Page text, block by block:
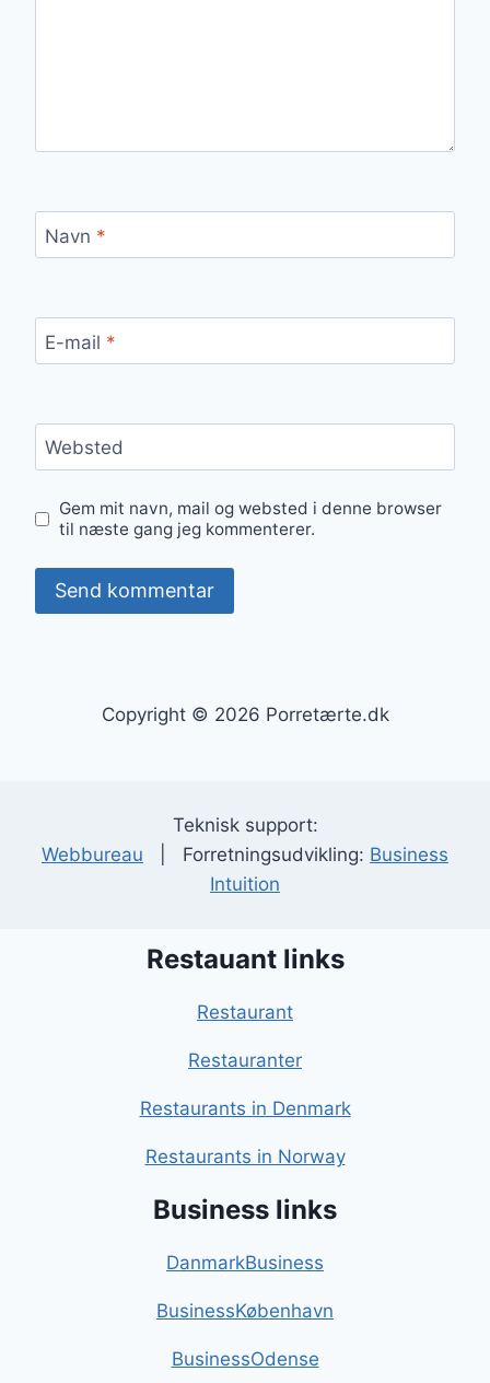
Navn *
E-mail *
Websted
Gem mit navn, mail og websted i denne browser
til næste gang jeg kommenterer.
Copyright © 2026 Porretærte.dk
Teknisk support:
Webbureau | Forretningsudvikling: Business
Intuition
Restauant links
Restaurant
Restauranter
Restaurants in Denmark
Restaurants in Norway
Business links
DanmarkBusiness
BusinessKøbenhavn
BusinessOdense